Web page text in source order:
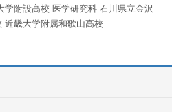
学附設高校 医学研究科 石川県立金沢
近畿大学附属和歌山高校